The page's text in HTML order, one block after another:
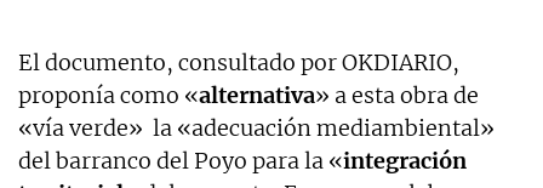
El documento, consultado por OKDIARIO,
proponía como «alternativa» a esta obra de
«vía verde» la «adecuación mediambiental»
del barranco del Poyo para la «integración